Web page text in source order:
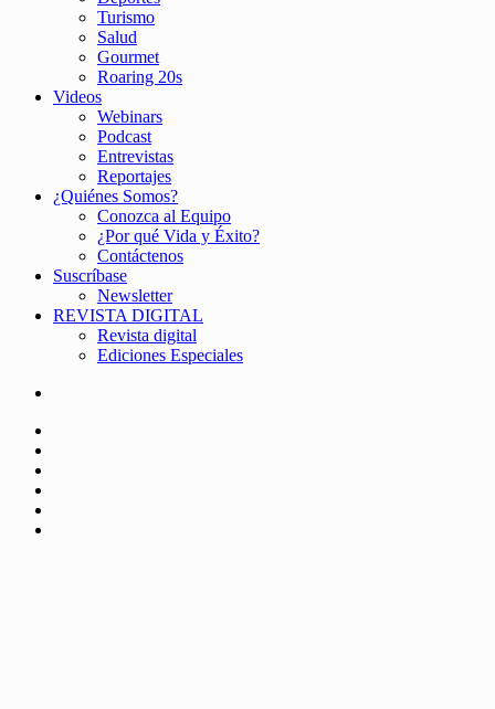
Turismo
Salud
Gourmet
Roaring 20s
Videos
Webinars
Podcast
Entrevistas
Reportajes
¿Quiénes Somos?
Conozca al Equipo
¿Por qué Vida y Éxito?
Contáctenos
Suscríbase
Newsletter
REVISTA DIGITAL
Revista digital
Ediciones Especiales